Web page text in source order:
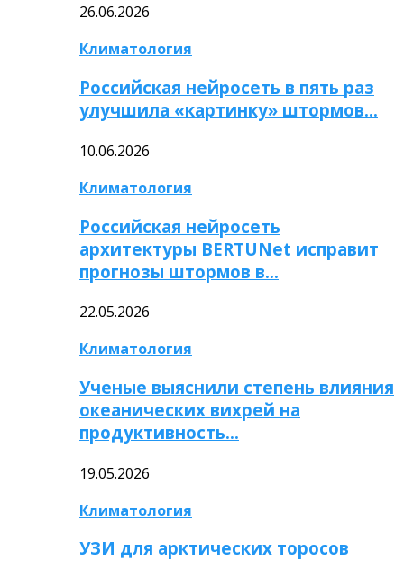
26.06.2026
Климатология
Российская нейросеть в пять раз
улучшила «картинку» штормов…
10.06.2026
Климатология
Российская нейросеть
архитектуры BERTUNet исправит
прогнозы штормов в…
22.05.2026
Климатология
Ученые выяснили степень влияния
океанических вихрей на
продуктивность…
19.05.2026
Климатология
УЗИ для арктических торосов